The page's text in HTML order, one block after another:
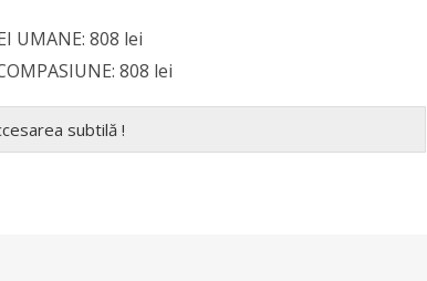
UMANE: 808 lei
808 lei
subtilă !